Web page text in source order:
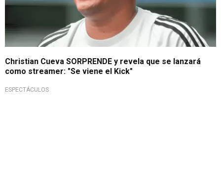
Christian Cueva SORPRENDE y revela que se lanzará
como streamer: "Se viene el Kick"
ESPECTÁCULOS